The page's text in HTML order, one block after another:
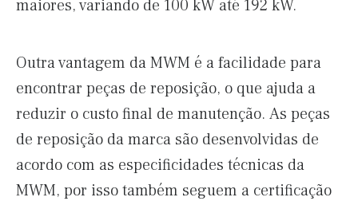
maiores, variando de 100 kW até 192 kW.
Outra vantagem da MWM é a facilidade para
encontrar peças de reposição, o que ajuda a
reduzir o custo final de manutenção. As peças
de reposição da marca são desenvolvidas de
acordo com as especificidades técnicas da
MWM, por isso também seguem a certificação